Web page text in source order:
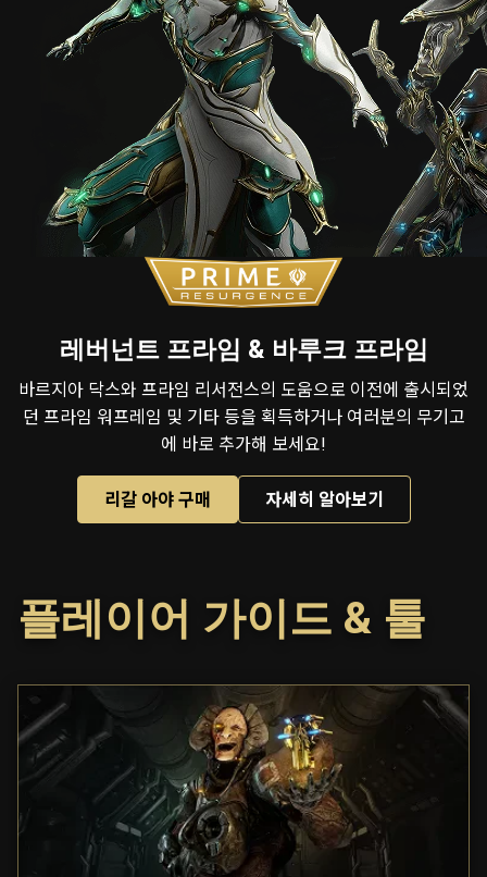
레버넌트 프라임 & 바루크 프라임
바르지아 닥스와 프라임 리서전스의 도움으로 이전에 출시되었
던 프라임 워프레임 및 기타 등을 획득하거나 여러분의 무기고
에 바로 추가해 보세요!
리갈 아야 구매 자세히 알아보기
플레이어 가이드 & 툴